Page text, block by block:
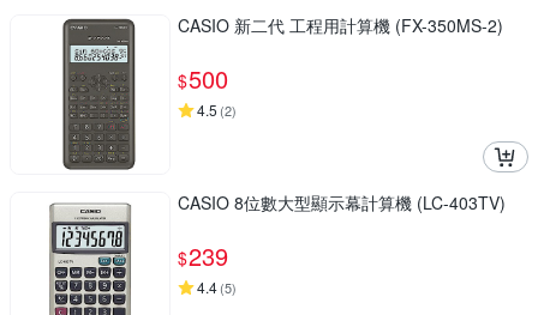
CASIO 新二代 工程用計算機 (FX-350MS-2)
$500
4.5 (2)
CASIO 8位數大型顯示幕計算機 (LC-403TV)
$239
4.4(5)